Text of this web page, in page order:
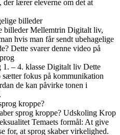
lærer eleverne om det at
billeder
billeder Mellemtrin Digitalt liv,
hvis man får sendt ubehagelige
Dette svarer denne video på
1. – 4. klasse Digitalt liv Dette
fokus på kommunikation
de kan påvirke tonen i
kroppe?
sprog kroppe? Udskoling Krop
Temaets formål: At give
for, at sprog skaber virkelighed.